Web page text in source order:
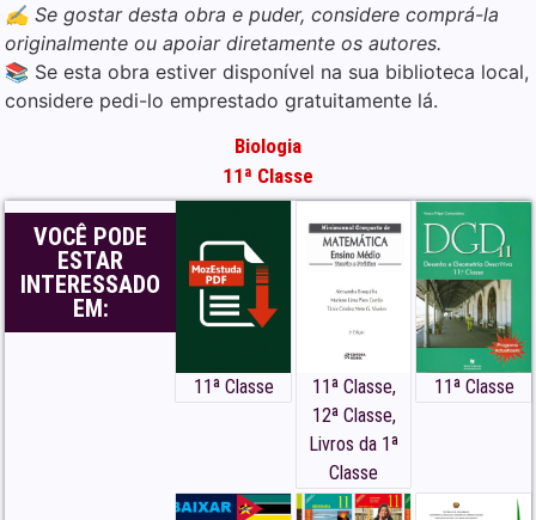
Baixar o Livro de Biologia da
11ª Classe em PDF –
[Longman Moçambique]
Para baixar/ descarregar em PDF, esta
obra, de forma simples e
gratuitamente, clique no em Download
PDF no ícone que se segue:
DOWNLOAD EM PDF
👆👆👆 Biologia da 11ª Classe, Livro de
Biologia da 11ª Classe, Longman,
Moçambique, Baixar Livro de Biologia,
Pré-Universitário
✍️ Se gostar desta obra e puder, considere comprá-la
originalmente ou apoiar diretamente os autores.
📚 Se esta obra estiver disponível na sua biblioteca local,
considere pedi-lo emprestado gratuitamente lá.
Biologia
11ª Classe
VOCÊ PODE
ESTAR
INTERESSADO
EM:
11ª Classe 11ª Classe,
12ª Classe,
Livros da 1ª
Classe
11ª Classe